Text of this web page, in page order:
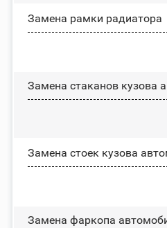
Замена рамки радиатора
Замена стаканов кузова
Замена стоек кузова
Замена фаркопа